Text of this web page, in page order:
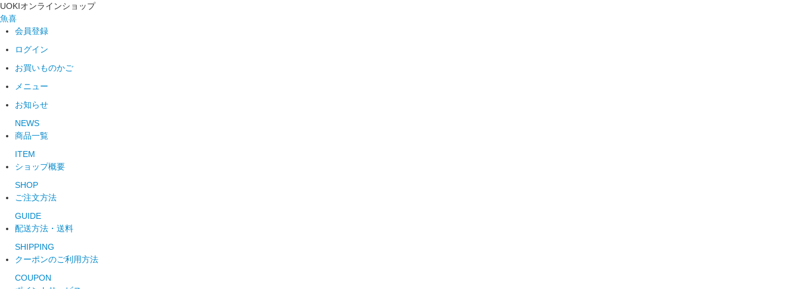
UOKIオンラインショップ
魚喜
会員登録
ログイン
お買いものかご
メニュー
お知らせ
NEWS
商品一覧
ITEM
ショップ概要
SHOP
ご注文方法
GUIDE
配送方法・送料
SHIPPING
クーポンのご利用方法
COUPON